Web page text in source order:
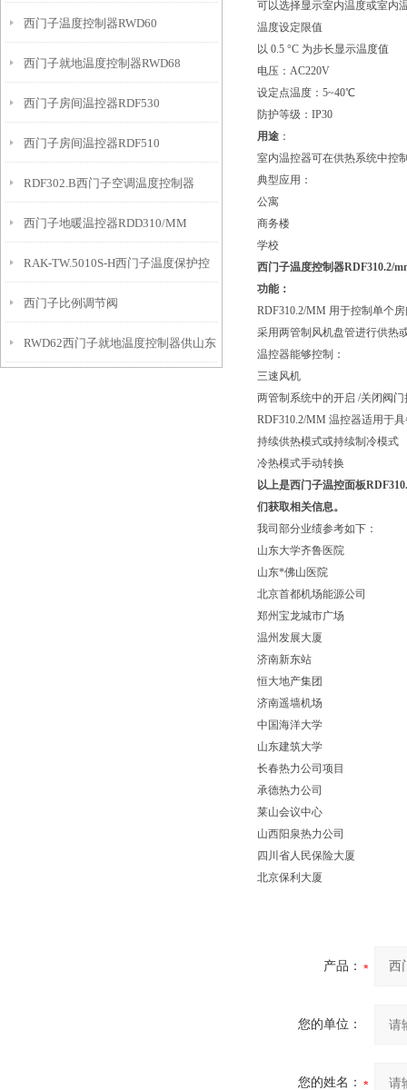
西门子温度控制器RWD60
西门子就地温度控制器RWD68
西门子房间温控器RDF530
西门子房间温控器RDF510
RDF302.B西门子空调温度控制器
西门子地暖温控器RDD310/MM
RAK-TW.5010S-H西门子温度保护控
制器
西门子比例调节阀
RWD62西门子就地温度控制器供山东
可以选择显示室内温度或室内
温度设定限值
以 0.5 °C 为步长显示温度值
电压：AC220V
设定点温度：5~40℃
防护等级：IP30
用途 ：
室内温控器可在供热系统中控
典型应用：
公寓
商务楼
学校
西门子温度控制器RDF310.2/
功能：
RDF310.2/MM 用于控制单个
采用两管制风机盘管进行供热
温控器能够控制：
三速风机
两管制系统中的开启 /关闭阀门
RDF310.2/MM 温控器适用于
持续供热模式或持续制冷模式
冷热模式手动转换
以上是西门子温控面板
们获取相关信息。
我司部分业绩参考如下：
山东大学齐鲁医院
山东*佛山医院
北京首都机场能源公司
郑州宝龙城市广场
温州发展大厦
济南新东站
恒大地产集团
济南遥墙机场
中国海洋大学
山东建筑大学
长春热力公司项目
承德热力公司
莱山会议中心
山西阳泉热力公司
四川省人民保险大厦
北京保利大厦
产品：
您的单位：
您的姓名：